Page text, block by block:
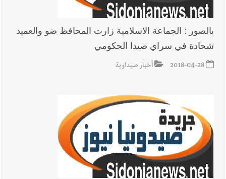
بالصور : الجماعة الاسلامية زارت المحافظ ضو والعميد
شحادة في سراي صيدا الحكومي
2018-04-28 أخبار صيداوية